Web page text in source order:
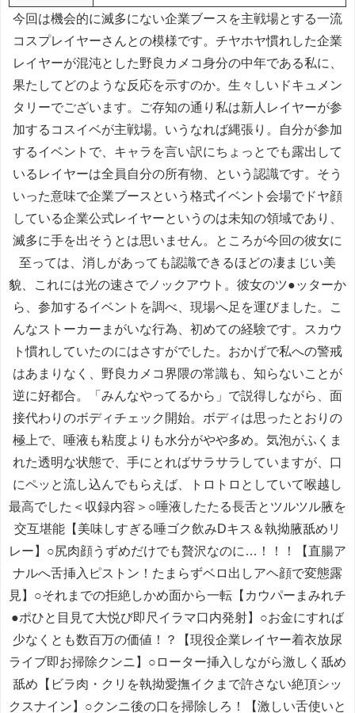
今回は機会的に滅多にない企業ブースを主戦場とする一流
コスプレイヤーさんとの模様です。チヤホヤ慣れした企業
レイヤーが混沌とした野良カメコ身分の中年である私に、
果たしてどのような反応を示すのか。生々しいドキュメン
タリーでございます。ご存知の通り私は新人レイヤーが参
加するコスイベが主戦場。いうなれば縄張り。自分が参加
するイベントで、キャラを言い訳にちょっとでも露出して
いるレイヤーは全員自分の所有物、という認識です。そう
いった意味で企業ブースという格式イベント会場でドヤ顔
している企業公式レイヤーというのは未知の領域であり、
滅多に手を出そうとは思いません。ところが今回の彼女に
至っては、消しがあっても認識できるほどの凄まじい美
貌、これには光の速さでノックアウト。彼女のツ●ッターか
ら、参加するイベントを調べ、現場へ足を運びました。こ
んなストーカーまがいな行為、初めての経験です。スカウ
ト慣れしていたのにはさすがでした。おかげで私への警戒
はあまりなく、野良カメコ界隈の常識も、知らないことが
逆に好都合。「みんなやってるから」で説得しながら、面
接代わりのボディチェック開始。ボディは思ったとおりの
極上で、唾液も粘度よりも水分がやや多め。気泡がふくま
れた透明な状態で、手にとればサラサラしていますが、口
にペッと流し込んでもらえば、トロトロとしていて喉越し
最高でした＜収録内容＞○唾液したたる長舌とツルツル腋を
交互堪能【美味しすぎる唾ゴク飲みDキス＆執拗腋舐めリ
レー】○尻肉顔うずめだけでも贅沢なのに…！！！【直腸ア
ナルへ舌挿入ピストン！たまらずベロ出しアヘ顔で変態露
見】○それまでの拒絶しかめ面から一転【カウパーまみれチ
●ポひと目見て大悦び即尺イラマ口内発射】○お金にすれば
少なくとも数百万の価値！？【現役企業レイヤー着衣放尿
ライブ即お掃除クンニ】○ローター挿入しながら激しく舐め
舐め【ビラ肉・クリを執拗愛撫イクまで許さない絶頂シッ
クスナイン】○クンニ後の口を掃除しろ！【激しい舌使いと